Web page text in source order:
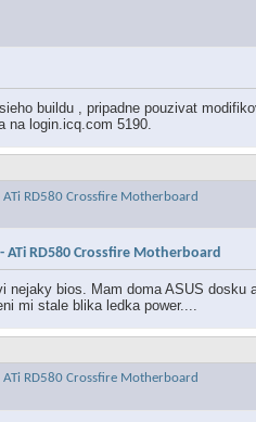
buildu , pripadne pouzivat
na login.icq.com 5190.
ATi RD580 Crossfire Motherboard
- ATi RD580 Crossfire Motherboard
nejaky bios. Mam doma ASUS
mi stale blika ledka power....
ATi RD580 Crossfire Motherboard